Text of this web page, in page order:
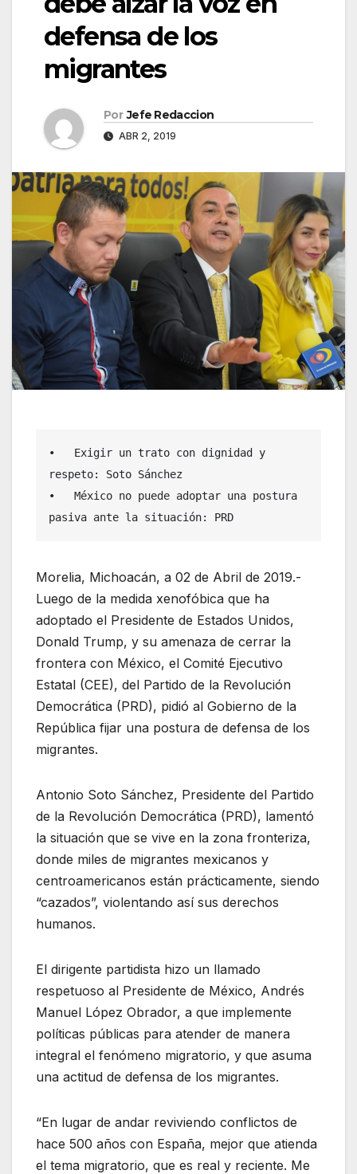
defensa de los
migrantes
Por Jefe Redaccion
ABR 2, 2019
•   Exigir un trato con dignidad y
respeto: Soto Sánchez
•   México no puede adoptar una postura
pasiva ante la situación: PRD
Morelia, Michoacán, a 02 de Abril de 2019.-
Luego de la medida xenofóbica que ha
adoptado el Presidente de Estados Unidos,
Donald Trump, y su amenaza de cerrar la
frontera con México, el Comité Ejecutivo
Estatal (CEE), del Partido de la Revolución
Democrática (PRD), pidió al Gobierno de la
República fijar una postura de defensa de los
migrantes.
Antonio Soto Sánchez, Presidente del Partido
de la Revolución Democrática (PRD), lamentó
la situación que se vive en la zona fronteriza,
donde miles de migrantes mexicanos y
centroamericanos están prácticamente, siendo
“cazados”, violentando así sus derechos
humanos.
El dirigente partidista hizo un llamado
respetuoso al Presidente de México, Andrés
Manuel López Obrador, a que implemente
políticas públicas para atender de manera
integral el fenómeno migratorio, y que asuma
una actitud de defensa de los migrantes.
“En lugar de andar reviviendo conflictos de
hace 500 años con España, mejor que atienda
el tema migratorio, que es real y reciente. Me